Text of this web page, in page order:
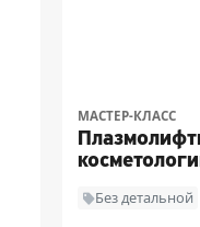
МАСТЕР-КЛАСС
Без детальной